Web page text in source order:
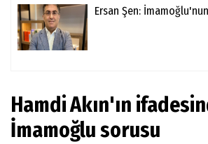
Ersan Şen:
Hamdi Akın'ın
İmamoğlu sorusu